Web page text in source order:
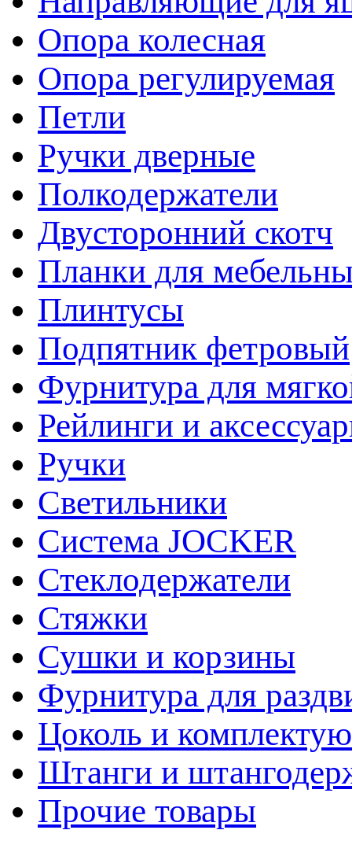
Опора колесная
Опора регулируемая
Петли
Ручки дверные
Полкодержатели
Двусторонний скотч
Планки для
Плинтусы
Подпятник фетровый
Фурнитура для
Рейлинги и
Ручки
Светильники
Система JOCKER
Стеклодержатели
Стяжки
Сушки и корзины
Фурнитура для
Цоколь и
Штанги и
Прочие товары